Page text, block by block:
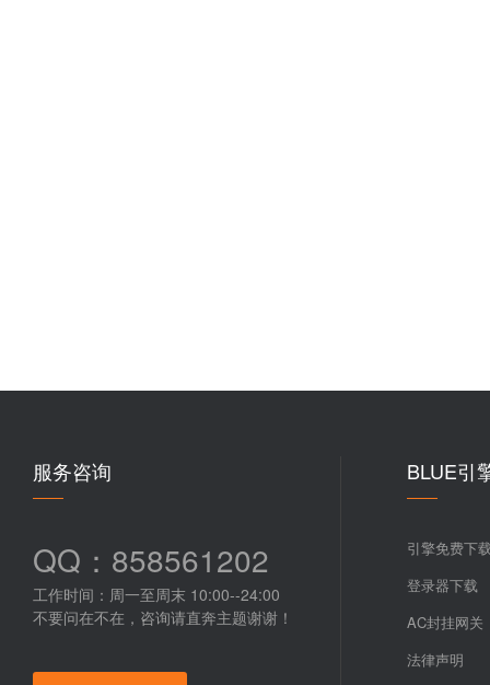
服务咨询
QQ：858561202
工作时间：周一至周末 10:00--24:00
不要问在不在，咨询请直奔主题谢谢！
BLUE引
引擎免费下
登录器下载
AC封挂网关
法律声明